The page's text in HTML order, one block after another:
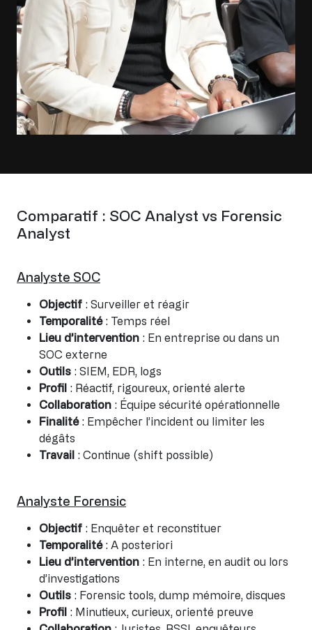
Comparatif : SOC Analyst vs Forensic
Analyst
Analyste SOC
Objectif : Surveiller et réagir
Temporalité: Temps réel
Lieu d’intervention : En entreprise ou dans un
SOC externe
Outils : SIEM, EDR, logs
Profil : Réactif, rigoureux, orienté alerte
Collaboration : Équipe sécurité opérationnelle
Finalité: Empêcher l’incident ou limiter les
dégâts
Travail : Continue (shift possible)
Analyste Forensic
Objectif : Enquêter et reconstituer
Temporalité : A posteriori
Lieu d’intervention : En interne, en audit ou lors
d’investigations
Outils : Forensic tools, dump mémoire, disques
Profil : Minutieux, curieux, orienté preuve